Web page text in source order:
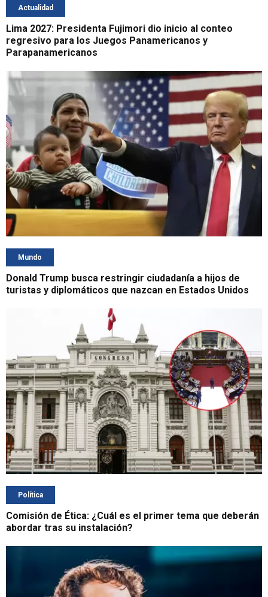
Actualidad
Lima 2027: Presidenta Fujimori dio inicio al conteo
regresivo para los Juegos Panamericanos y
Parapanamericanos
Mundo
Donald Trump busca restringir ciudadanía a hijos de
turistas y diplomáticos que nazcan en Estados Unidos
Política
Comisión de Ética: ¿Cuál es el primer tema que deberán
abordar tras su instalación?